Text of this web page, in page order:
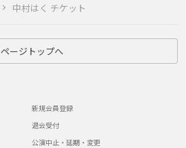
中村はく チケット
ページトップへ
新規会員登録
退会受付
公演中止・延期・変更